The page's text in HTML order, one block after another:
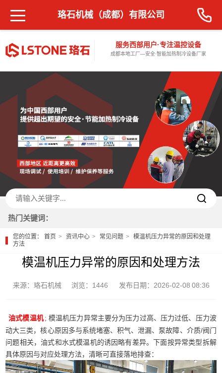
服务西部用户·专注温控设备
成都本地工厂—安全·智能加热制冷设备厂家
珞石机械（成都）有限公司
热门关键词：
您的位置：首页 资讯中心 常见问题
模温机压力异常的原因和处理
方法
模温机压力异常的原因和处理方法
来源：珞石机械 浏览：1446 发布日期：2026-02-08 08:36
油式模温机 ; 模温机压力异常主要分为压力过高、压力过低、压力波
动大三类，核心原因多与系统堵塞、积气、泄漏、泵故障、介质/阀门
问题相关，油式和水式模温机的诱因略有差异。下面按异常类型拆解
具体原因与对应处理方法，清晰可直接落地排查：